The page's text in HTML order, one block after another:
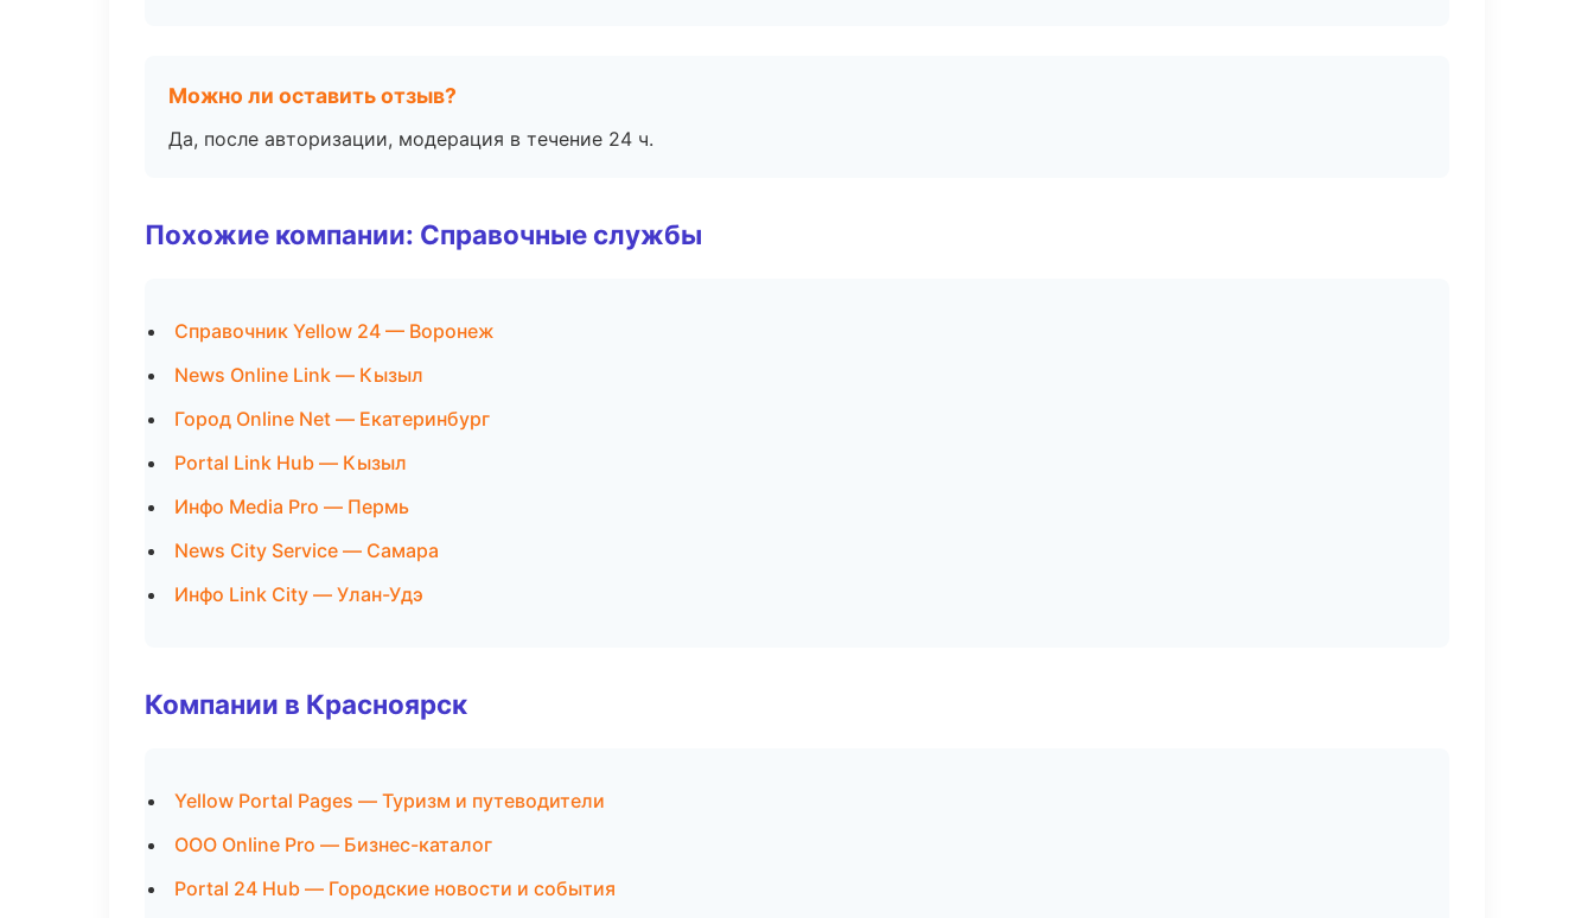
Можно ли оставить отзыв?
Да, после авторизации, модерация в течение 24 ч.
Похожие компании: Справочные службы
Справочник Yellow 24 — Воронеж
News Online Link — Кызыл
Город Online Net — Екатеринбург
Portal Link Hub — Кызыл
Инфо Media Pro — Пермь
News City Service — Самара
Инфо Link City — Улан-Удэ
Компании в Красноярск
Yellow Portal Pages — Туризм и путеводители
ООО Online Pro — Бизнес-каталог
Portal 24 Hub — Городские новости и события